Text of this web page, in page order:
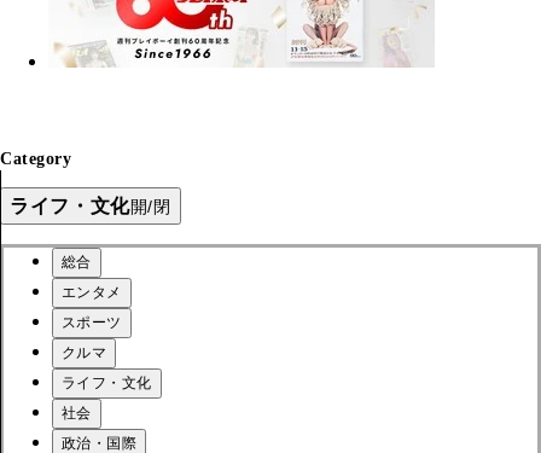
Category
ライフ・文化開/閉
総合
エンタメ
スポーツ
クルマ
ライフ・文化
社会
政治・国際